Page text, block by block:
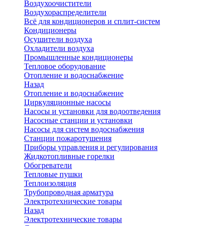
Воздухоочистители
Воздухораспределители
Всё для кондиционеров и сплит-систем
Кондиционеры
Осушители воздуха
Охладители воздуха
Промышленные кондиционеры
Тепловое оборудование
Отопление и водоснабжение
Назад
Отопление и водоснабжение
Циркуляционные насосы
Насосы и установки для водоотведения
Насосные станции и установки
Насосы для систем водоснабжения
Станции пожаротушения
Приборы управления и регулирования
Жидкотопливные горелки
Обогреватели
Тепловые пушки
Теплоизоляция
Трубопроводная арматура
Электротехнические товары
Назад
Электротехнические товары